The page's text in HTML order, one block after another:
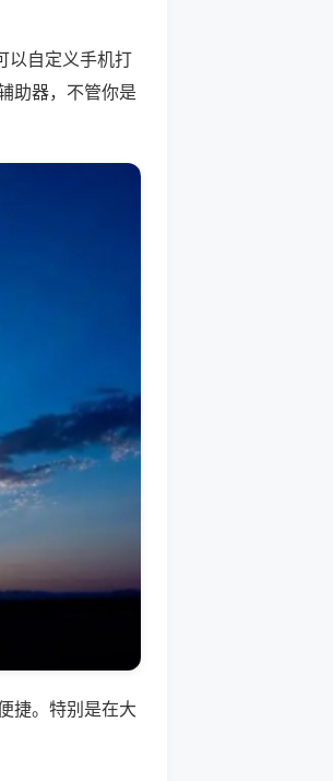
以自定义手机打
助器，不管你是
捷。特别是在大